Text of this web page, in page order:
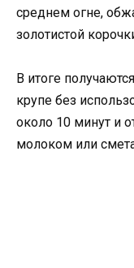
среднем огне,
золотистой
В итоге
крупе без
около 10 минут и
молоком или